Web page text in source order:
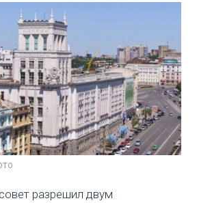
разрешил двум